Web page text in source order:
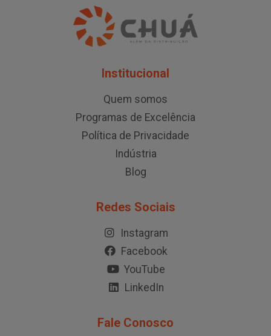
Institucional
Quem somos
Programas de Excelência
Política de Privacidade
Indústria
Blog
Redes Sociais
Instagram
Facebook
YouTube
LinkedIn
Fale Conosco